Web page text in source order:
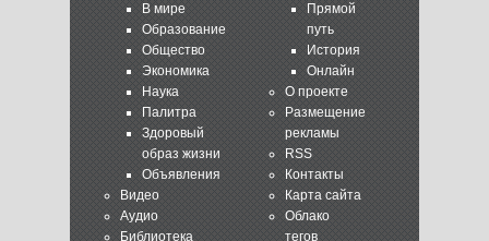
В мире
Образование
Общество
Экономика
Наука
Палитра
Здоровый
образ жизни
Объявления
Видео
Аудио
Библиотека
Прямой
путь
История
Онлайн
О проекте
Размещение
рекламы
RSS
Контакты
Карта сайта
Облако
тегов